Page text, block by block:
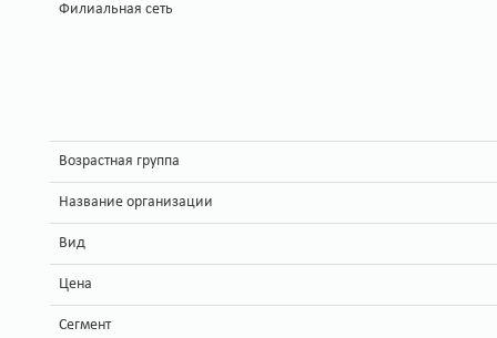
Филиальная сеть
Возрастная группа
Название организации
Вид
Цена
Сегмент